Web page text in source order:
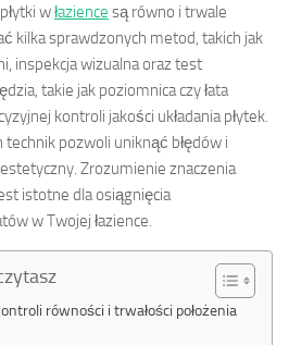
włazience są równo i trwale
kilka sprawdzonych metod, takich jak
inspekcja wizualna oraz test
takie jak poziomnica czy łata
kontroli jakości układania płytek.
technik pozwoli uniknąć błędów i
Zrozumienie znaczenia
istotne dla osiągnięcia
w Twojej łazience.
równości i trwałości położenia